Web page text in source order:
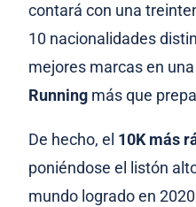
contará con una
10 nacionalidades
mejores marcas en
Running más que
De hecho, el 10K más
poniéndose el listón
mundo logrado en